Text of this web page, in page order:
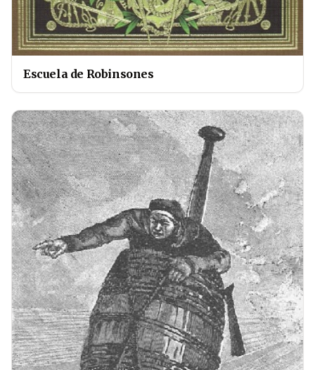
Escuela de Robinsones